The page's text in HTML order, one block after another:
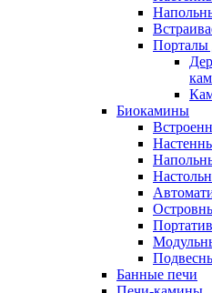
Порталы
Биокамины
Банные печи